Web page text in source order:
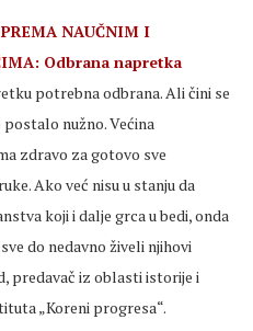
NAUČNIM I
Odbrana napretka
potrebna odbrana. Ali čini se
nužno. Većina
zdravo za gotovo sve
Ako već nisu u stanju da
koji i dalje grca u bedi, onda
do nedavno živeli njihovi
predavač iz oblasti istorije i
„Koreni progresa“.